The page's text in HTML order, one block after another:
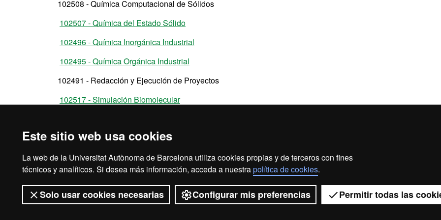
Este sitio web usa cookies
La web de la Universitat Autònoma de Barcelona utiliza cookies propias y de terceros con fines
técnicos y analíticos. Si desea más información, acceda a nuestrapolítica de cookies.
Solo usar cookies necesarias Configurar mis preferencias Permitir todas las
102508 - Química Computacional de Sólidos
102507 - Química del Estado Sólido
102496 - Química Inorgánica Industrial
102495 - Química Orgánica Industrial
102491 - Redacción y Ejecución de Proyectos
102517 - Simulación Biomolecular
104053 - Temas de Ciencia Actual
2026 Universitat Autònoma de Barcelona